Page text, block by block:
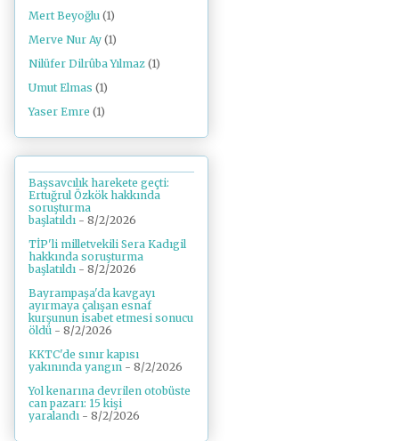
Mert Beyoğlu (1)
Merve Nur Ay (1)
Nilüfer Dilrûba Yılmaz (1)
Umut Elmas (1)
Yaser Emre (1)
Başsavcılık harekete geçti:
Ertuğrul Özkök hakkında
soruşturma
başlatıldı - 8/2/2026
TİP'li milletvekili Sera Kadıgil
hakkında soruşturma
başlatıldı - 8/2/2026
Bayrampaşa'da kavgayı
ayırmaya çalışan esnaf
kurşunun isabet etmesi sonucu
öldü - 8/2/2026
KKTC'de sınır kapısı
yakınında yangın - 8/2/2026
Yol kenarına devrilen otobüste
can pazarı: 15 kişi
yaralandı - 8/2/2026